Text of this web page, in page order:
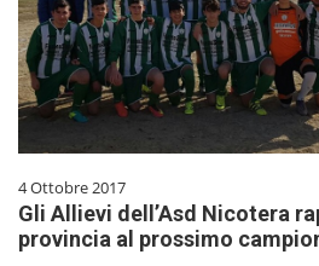
4 Ottobre 2017
Gli Allievi dell’Asd Nicotera
provincia al prossimo